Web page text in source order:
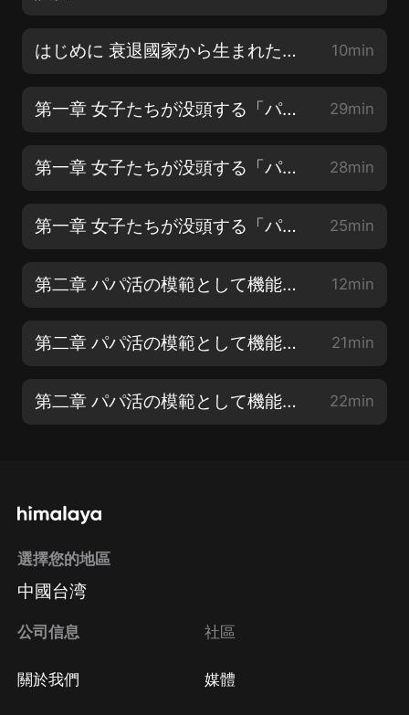
はじめに 衰退國家から生まれた「パパ活」現象 10min
第一章 女子たちが没頭する「パパ活」とはなにか?【1】 29min
第一章 女子たちが没頭する「パパ活」とはなにか?【2】 28min
第一章 女子たちが没頭する「パパ活」とはなにか?【3】 25min
第二章 パパ活の模範として機能する「交際クラブ」【1】 12min
第二章 パパ活の模範として機能する「交際クラブ」【2】 21min
第二章 パパ活の模範として機能する「交際クラブ」【3】 22min
選擇您的地區
中國台湾
公司信息
關於我們
社區
媒體